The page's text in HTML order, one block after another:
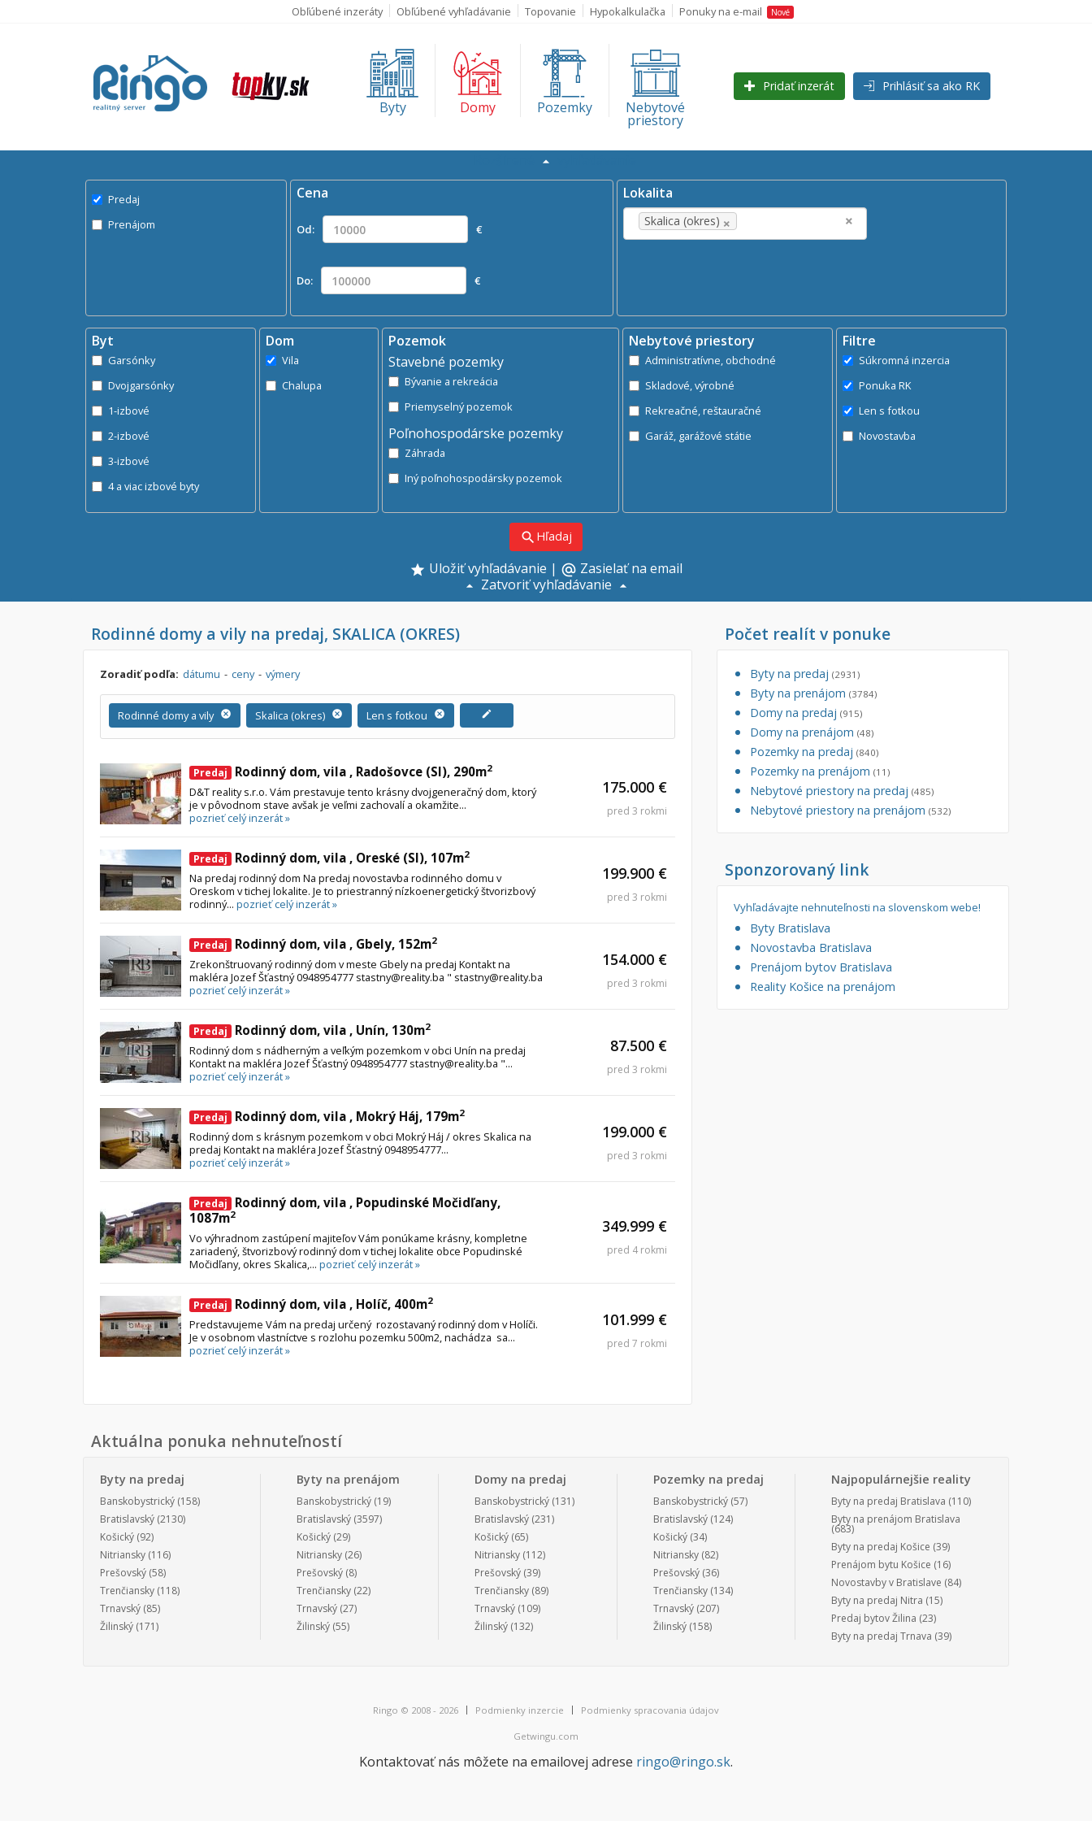
Obľúbené inzeráty Obľúbené vyhľadávanie Topovanie Hypokalkulačka Ponuky na e-mail Nové
Byty Domy Pozemky Nebytové
priestory
Pridať inzerát Prihlásiť sa ako RK
Domy na Predaj Prenájom ×
Skalica (okres) Hľadaj
Predaj
Prenájom
Cena
Od: €
Do: €
Lokalita
×
×
Skalica (okres)
Byt
Garsónky
Dvojgarsónky
1-izbové
2-izbové
3-izbové
4 a viac izbové byty
Dom
Vila
Chalupa
Pozemok
Stavebné pozemky
Bývanie a rekreácia
Priemyselný pozemok
Poľnohospodárske pozemky
Záhrada
Iný poľnohospodársky pozemok
Nebytové priestory
Administratívne, obchodné
Skladové, výrobné
Rekreačné, reštauračné
Garáž, garážové státie
Filtre
Súkromná inzercia
Ponuka RK
Len s fotkou
Novostavba
search Hľadaj
Uložiť vyhľadávanie | alternate_email Zasielať na email
Zatvoriť vyhľadávanie
Rodinné domy a vily na predaj, SKALICA (OKRES)
Zoradiť podľa: dátumu - ceny - výmery
Rodinné domy a vily cancel Skalica (okres) cancel Len s fotkou cancel edit
Predaj Rodinný dom, vila , Radošovce (SI), 290m2
D&T reality s.r.o. Vám prestavuje tento krásny dvojgeneračný dom, ktorý
je v pôvodnom stave avšak je veľmi zachovalí a okamžite...
pozrieť celý inzerát »
175.000 €
pred 3 rokmi
Predaj Rodinný dom, vila , Oreské (SI), 107m2
Na predaj rodinný dom Na predaj novostavba rodinného domu v
Oreskom v tichej lokalite. Je to priestranný nízkoenergetický štvorizbový
rodinný... pozrieť celý inzerát »
199.900 €
pred 3 rokmi
Predaj Rodinný dom, vila , Gbely, 152m2
Zrekonštruovaný rodinný dom v meste Gbely na predaj Kontakt na
makléra Jozef Šťastný 0948954777 stastny@reality.ba " stastny@reality.ba
pozrieť celý inzerát »
154.000 €
pred 3 rokmi
Predaj Rodinný dom, vila , Unín, 130m2
Rodinný dom s nádherným a veľkým pozemkom v obci Unín na predaj
Kontakt na makléra Jozef Šťastný 0948954777 stastny@reality.ba "...
pozrieť celý inzerát »
87.500 €
pred 3 rokmi
Predaj Rodinný dom, vila , Mokrý Háj, 179m2
Rodinný dom s krásnym pozemkom v obci Mokrý Háj / okres Skalica na
predaj Kontakt na makléra Jozef Šťastný 0948954777...
pozrieť celý inzerát »
199.000 €
pred 3 rokmi
Predaj
Rodinný dom, vila , Popudinské Močidľany,
1087m2
Vo výhradnom zastúpení majiteľov Vám ponúkame krásny, kompletne
zariadený, štvorizbový rodinný dom v tichej lokalite obce Popudinské
Močidľany, okres Skalica,... pozrieť celý inzerát »
349.999 €
pred 4 rokmi
Predaj Rodinný dom, vila , Holíč, 400m2
Predstavujeme Vám na predaj určený rozostavaný rodinný dom v Holíči.
Je v osobnom vlastníctve s rozlohu pozemku 500m2, nachádza sa...
pozrieť celý inzerát »
101.999 €
pred 7 rokmi
Počet realít v ponuke
Byty na predaj (2931)
Byty na prenájom (3784)
Domy na predaj (915)
Domy na prenájom (48)
Pozemky na predaj (840)
Pozemky na prenájom (11)
Nebytové priestory na predaj (485)
Nebytové priestory na prenájom (532)
Sponzorovaný link
Vyhľadávajte nehnuteľnosti na slovenskom webe!
Byty Bratislava
Novostavba Bratislava
Prenájom bytov Bratislava
Reality Košice na prenájom
Aktuálna ponuka nehnuteľností
Byty na predaj
Banskobystrický (158)
Bratislavský (2130)
Košický (92)
Nitriansky (116)
Prešovský (58)
Trenčiansky (118)
Trnavský (85)
Žilinský (171)
Byty na prenájom
Banskobystrický(19)
Bratislavský(3597)
Košický(29)
Nitriansky(26)
Prešovský(8)
Trenčiansky(22)
Trnavský(27)
Žilinský(55)
Domy na predaj
Banskobystrický (131)
Bratislavský (231)
Košický (65)
Nitriansky (112)
Prešovský (39)
Trenčiansky (89)
Trnavský (109)
Žilinský (132)
Pozemky na predaj
Banskobystrický(57)
Bratislavský(124)
Košický(34)
Nitriansky(82)
Prešovský(36)
Trenčiansky(134)
Trnavský(207)
Žilinský(158)
Najpopulárnejšie reality
Byty na predaj Bratislava (110)
Byty na prenájom Bratislava
(683)
Byty na predaj Košice (39)
Prenájom bytu Košice (16)
Novostavby v Bratislave (84)
Byty na predaj Nitra (15)
Predaj bytov Žilina (23)
Byty na predaj Trnava (39)
Ringo © 2008 - 2026 Podmienky inzercie Podmienky spracovania údajov
Getwingu.com
Kontaktovať nás môžete na emailovej adrese ringo@ringo.sk.